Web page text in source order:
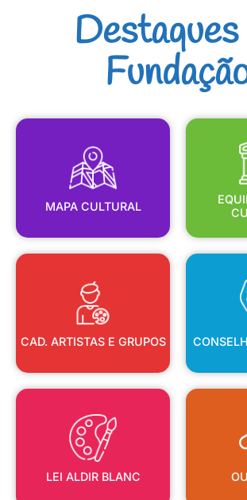
Destaques
MAPA CULTURAL
MAPA CULTURAL
CAD. ARTISTAS E GRUPOS
CAD. ARTISTAS E GRUPOS
LEI ALDIR BLANC
LEI ALDIR BLANC